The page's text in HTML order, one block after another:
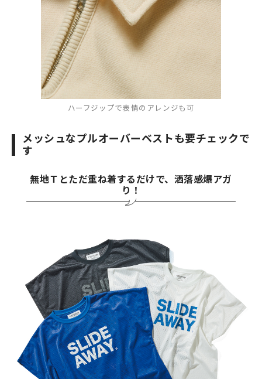
ハーフジップで表情のアレンジも可
メッシュなプルオーバーベストも要チェックで
す
無地Ｔとただ重ね着するだけで、洒落感爆アガ
り！